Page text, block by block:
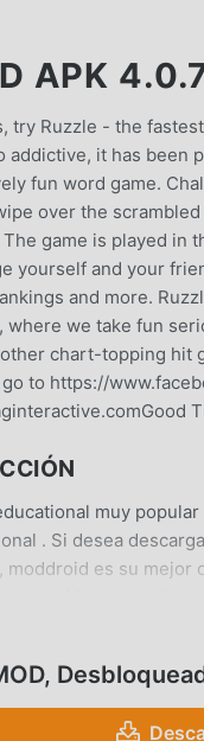
APK
try Ruzzle - the
it has been
fun word game.
over the
game is played in
yourself and your
and more.
where we take fun
chart-topping hit
to https://
muy
. Si desea
moddroid es su
puedes
descargue el
descarga